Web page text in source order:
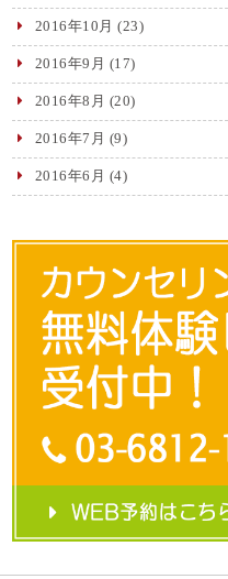
2016年10月 (23)
2016年9月 (17)
2016年8月 (20)
2016年7月 (9)
2016年6月 (4)